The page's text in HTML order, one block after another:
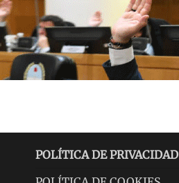
POLÍTICA DE PRIVACIDAD